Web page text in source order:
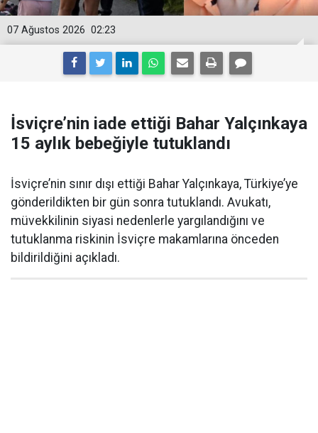
02:23
07 Ağustos 2026
İsviçre’nin iade ettiği Bahar Yalçınkaya
15 aylık bebeğiyle tutuklandı
İsviçre’nin sınır dışı ettiği Bahar Yalçınkaya, Türkiye’ye
gönderildikten bir gün sonra tutuklandı. Avukatı,
müvekkilinin siyasi nedenlerle yargılandığını ve
tutuklanma riskinin İsviçre makamlarına önceden
bildirildiğini açıkladı.